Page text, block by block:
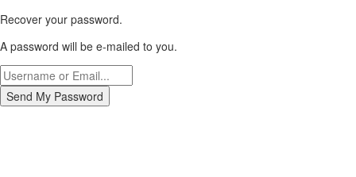
Recover your password.
A password will be e-mailed to you.